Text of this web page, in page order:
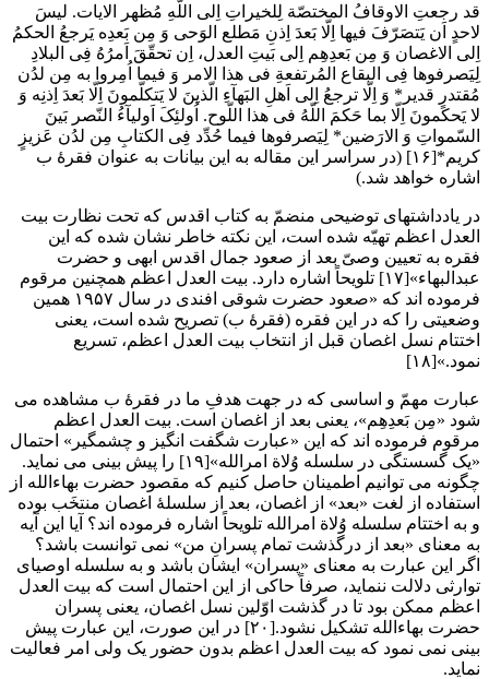
قد رجعتِ الاوقافُ المختصّة لِلخیراتِ اِلی اللّهِ مُظهر الایات. لیسَ
لاحدٍ اَن یَتصَرّفَ فیها اِلّا بَعدَ اِذنِ مَطلع الوَحی وَ مِن بَعدِه یَرجعُ الحکمُ
اِلی الاغصان وَ مِن بَعدِهِم اِلی بَیتِ العدل، اِن تحقّقَ اَمرُهُ فِی البلادِ
لِیَصرفوها فِی البقاع المُرتفعةِ فی هذا الامر وَ فیما اُمِروا به مِن لدُن
مُقتدرٍ قدیر* وَ اِلّا ترجعُ اِلی اَهلِ البَهآءِ الّذینَ لا یَتکلّمونَ اِلّا بَعدَ اِذنِه وَ
لا یَحکمونَ اِلّا بما حَکمَ اللّهُ فی هذا اللّوح. اُولئِکَ اَولیآءُ النّصر بَینَ
السّمواتِ وَ الارَضین* لِیَصرفوها فیما حُدِّد فِی الکتابِ مِن لدُن عَزیزٍ
کریم*[۱۶] (در سراسر این مقاله به این بیانات به عنوان فقرۀ ب
اشاره خواهد شد.)
در یادداشتهای توضیحی منضمّ به کتاب اقدس که تحت نظارت بیت
العدل اعظم تهیّه شده است، این نکته خاطر نشان شده که این
فقره به تعیین وصیّ بعد از صعود جمال اقدس ابهی و حضرت
عبدالبهاء»[۱۷] تلویحاً اشاره دارد. بیت العدل اعظم همچنین مرقوم
فرموده اند که «صعود حضرت شوقی افندی در سال ۱۹۵۷ همین
وضعیتی را که در این فقره (فقرۀ ب) تصریح شده است، یعنی
اختتام نسل اغصان قبل از انتخاب بیت العدل اعظم، تسریع
نمود.»[۱۸]
عبارت مهمّ و اساسی که در جهت هدفِ ما در فقرۀ ب مشاهده می
شود «مِن بَعدِهِم»، یعنی بعد از اغصان است. بیت العدل اعظم
مرقوم فرموده اند که این «عبارت شگفت انگیز و چشمگیر» احتمال
«یک گسستگی در سلسله وُلاة امرالله»[۱۹] را پیش بینی می نماید.
چگونه می توانیم اطمینان حاصل کنیم که مقصود حضرت بهاءالله از
استفاده از لغت «بعد» از اغصان، بعد از سلسلۀ اغصان منتخَب بوده
و به اختتام سلسله وُلاة امرالله تلویحاً اشاره فرموده اند؟ آیا این آیه
به معنای «بعد از درگذشت تمام پسرانِ من» نمی توانست باشد؟
اگر این عبارت به معنای «پسران» ایشان باشد و به سلسله اوصیای
توارثی دلالت ننماید، صرفاً حاکی از این احتمال است که بیت العدل
اعظم ممکن بود تا در گذشت اوّلین نسل اغصان، یعنی پسران
حضرت بهاءالله تشکیل نشود.[۲۰] در این صورت، این عبارت پیش
بینی نمی نمود که بیت العدل اعظم بدون حضور یک ولی امر فعالیت
نماید.